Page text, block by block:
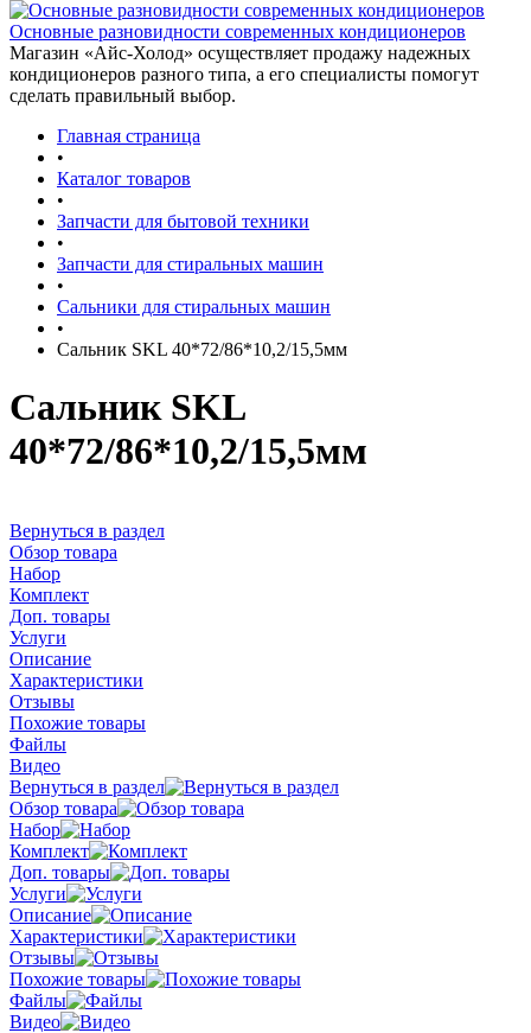
Основные разновидности современных кондиционеров
Магазин «Айс-Холод» осуществляет продажу надежных
кондиционеров разного типа, а его специалисты помогут
сделать правильный выбор.
Главная страница
•
Каталог товаров
•
Запчасти для бытовой техники
•
Запчасти для стиральных машин
•
Сальники для стиральных машин
•
Сальник SKL 40*72/86*10,2/15,5мм
Сальник SKL
40*72/86*10,2/15,5мм
Вернуться в раздел
Обзор товара
Набор
Комплект
Доп. товары
Услуги
Описание
Характеристики
Отзывы
Похожие товары
Файлы
Видео
Вернуться в раздел
Обзор товара
Набор
Комплект
Доп. товары
Услуги
Описание
Характеристики
Отзывы
Похожие товары
Файлы
Видео